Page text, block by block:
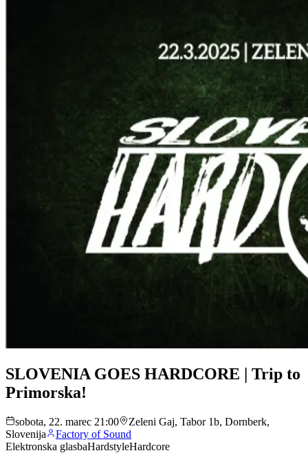
SLOVENIA GOES HARDCORE | Trip to
Primorska!
sobota, 22. marec 21:00
Zeleni Gaj, Tabor 1b, Dornberk,
Slovenija
Factory of Sound
Elektronska glasbaHardstyleHardcore